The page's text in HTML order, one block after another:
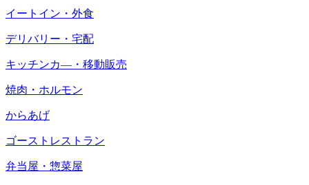
イートイン・外食
デリバリー・宅配
キッチンカ―・移動販売
焼肉・ホルモン
からあげ
ゴーストレストラン
弁当屋・惣菜屋